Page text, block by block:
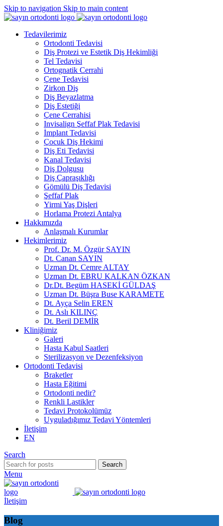
Skip to navigation Skip to main content
Tedavilerimiz
Ortodonti Tedavisi
Diş Protezi ve Estetik Diş Hekimliği
Tel Tedavisi
Ortognatik Cerrahi
Çene Tedavisi
Zirkon Diş
Diş Beyazlatma
Diş Estetiği
Çene Cerrahisi
Invisalign Şeffaf Plak Tedavisi
İmplant Tedavisi
Çocuk Diş Hekimi
Diş Eti Tedavisi
Kanal Tedavisi
Diş Dolgusu
Diş Çapraşıklığı
Gömülü Diş Tedavisi
Şeffaf Plak
Yirmi Yaş Dişleri
Horlama Protezi Antalya
Hakkımızda
Anlaşmalı Kurumlar
Hekimlerimiz
Prof. Dr. M. Özgür SAYIN
Dt. Canan SAYIN
Uzman Dt. Cemre ALTAY
Uzman Dt. EBRU KALKAN ÖZKAN
Dr.Dt. Begüm HASEKİ GÜLDAŞ
Uzman Dt. Büşra Buse KARAMETE
Dt. Ayça Selin EREN
Dt. Aslı KILINÇ
Dt. Beril DEMİR
Kliniğimiz
Galeri
Hasta Kabul Saatleri
Sterilizasyon ve Dezenfeksiyon
Ortodonti Tedavisi
Braketler
Hasta Eğitimi
Ortodonti nedir?
Renkli Lastikler
Tedavi Protokolümüz
Uyguladığımız Tedavi Yöntemleri
İletişim
EN
Search
Search
Menu
İletişim
Blog